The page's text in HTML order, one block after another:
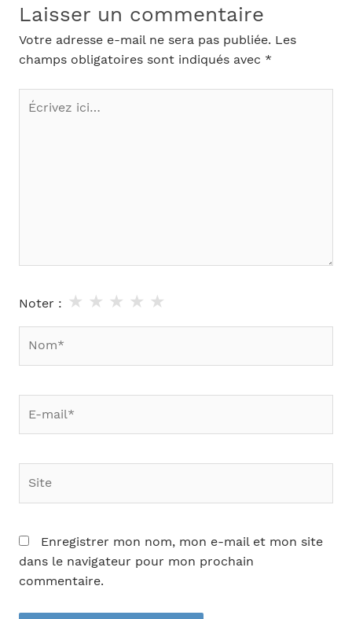
Laisser un commentaire
Votre adresse e-mail ne sera pas publiée. Les
champs obligatoires sont indiqués avec *
Écrivez
Noter : ★
★
★
★
★
mail*
Enregistrer mon nom, mon e-mail et mon site
dans le navigateur pour mon prochain
commentaire.